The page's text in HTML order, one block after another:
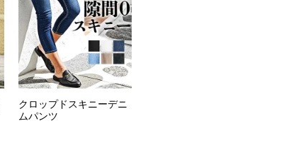
クロップドスキニーデニ
ムパンツ